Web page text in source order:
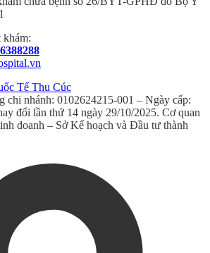
khám:
Tế Thu Cúc
nhánh: 0102624215-001 – Ngày cấp:
đổi lần thứ 14 ngày 29/10/2025. Cơ quan
doanh – Sở Kế hoạch và Đầu tư thành